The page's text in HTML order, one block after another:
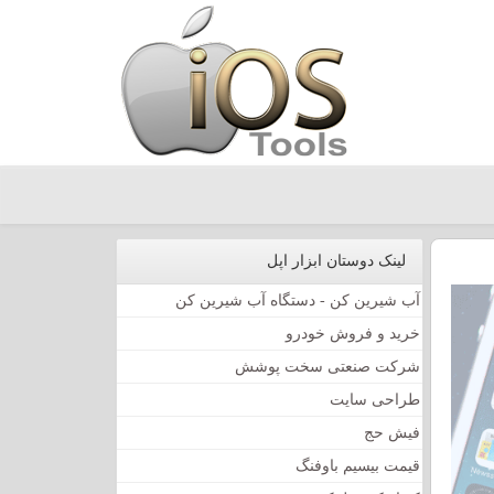
لینک دوستان ابزار اپل
آب شیرین کن - دستگاه آب شیرین کن
خرید و فروش خودرو
شرکت صنعتی سخت پوشش
طراحی سایت
فیش حج
قیمت بیسیم باوفنگ